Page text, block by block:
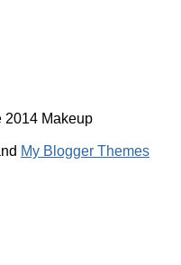
2014 Makeup
My Blogger Themes